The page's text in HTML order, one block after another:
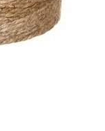
химия